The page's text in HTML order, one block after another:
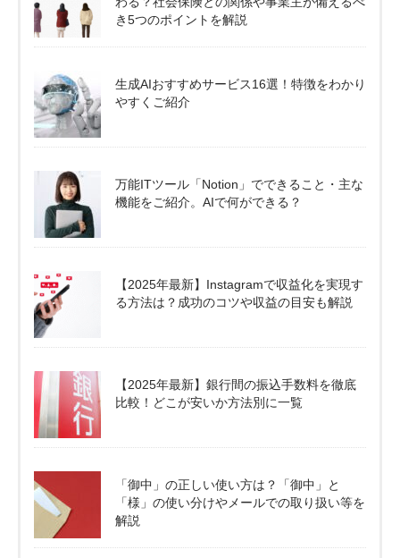
き5つのポイントを解説
生成AIおすすめサービス16選！特徴をわかり
やすくご紹介
万能ITツール「Notion」でできること・主な
機能をご紹介。AIで何ができる？
【2025年最新】Instagramで収益化を実現す
る方法は？成功のコツや収益の目安も解説
【2025年最新】銀行間の振込手数料を徹底
比較！どこが安いか方法別に一覧
「御中」の正しい使い方は？「御中」と
「様」の使い分けやメールでの取り扱い等を
解説